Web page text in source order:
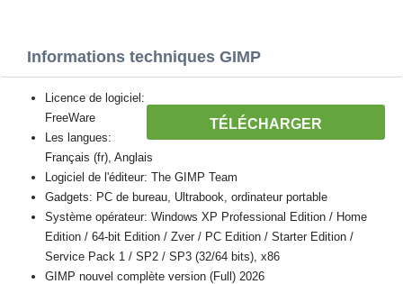
Informations techniques GIMP
TÉLÉCHARGER
Licence de logiciel:
FreeWare
Les langues:
Français (fr), Anglais
Logiciel de l'éditeur: The GIMP Team
Gadgets: PC de bureau, Ultrabook, ordinateur portable
Système opérateur: Windows XP Professional Edition / Home
Edition / 64-bit Edition / Zver / PC Edition / Starter Edition /
Service Pack 1 / SP2 / SP3 (32/64 bits), x86
GIMP nouvel complète version (Full) 2026